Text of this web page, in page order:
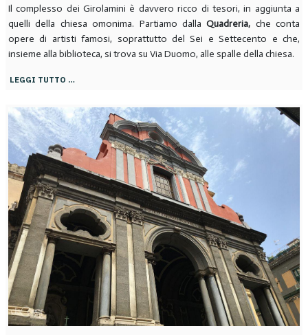
Il complesso dei Girolamini è davvero ricco di tesori, in aggiunta a
quelli della chiesa omonima. Partiamo dallaQuadreria, che conta
opere di artisti famosi, soprattutto del Sei e Settecento e che,
insieme alla biblioteca, si trova su Via Duomo, alle spalle della chiesa.
LEGGI TUTTO …